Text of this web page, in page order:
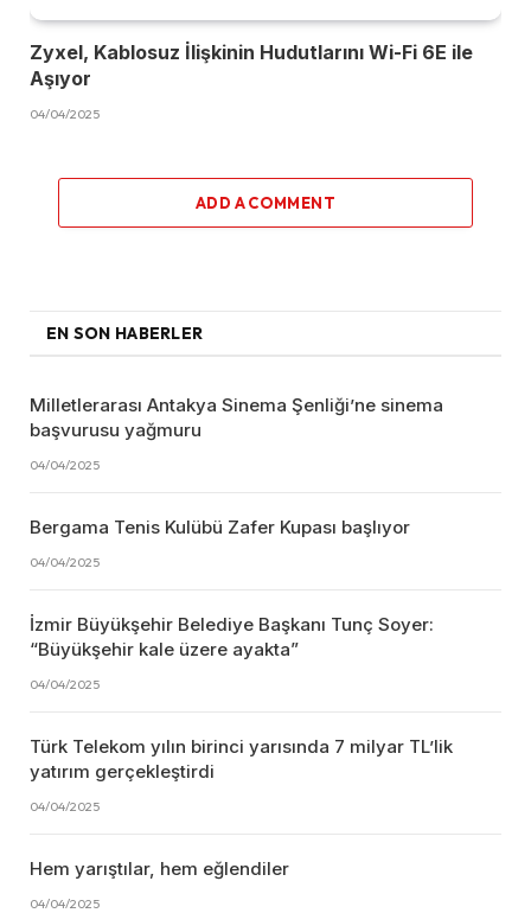
Zyxel, Kablosuz İlişkinin Hudutlarını Wi-Fi 6E ile
Aşıyor
04/04/2025
ADD A COMMENT
EN SON HABERLER
Milletlerarası Antakya Sinema Şenliği’ne sinema
başvurusu yağmuru
04/04/2025
Bergama Tenis Kulübü Zafer Kupası başlıyor
04/04/2025
İzmir Büyükşehir Belediye Başkanı Tunç Soyer:
“Büyükşehir kale üzere ayakta”
04/04/2025
Türk Telekom yılın birinci yarısında 7 milyar TL’lik
yatırım gerçekleştirdi
04/04/2025
Hem yarıştılar, hem eğlendiler
04/04/2025